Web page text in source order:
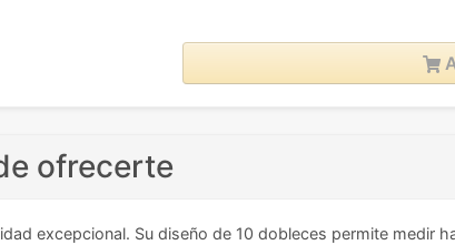
ofrecerte
excepcional. Su diseño de 10 dobleces permite medir